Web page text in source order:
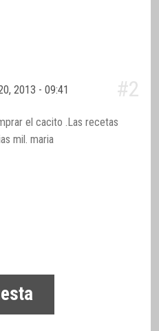
2013 - 09:41 #2
el cacito .Las recetas
mil. maria